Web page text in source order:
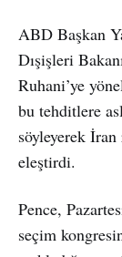
ABD Başkan
Dışişleri
Ruhani’ye
bu tehditlere
söyleyerek
eleştirdi.
Pence,
seçim